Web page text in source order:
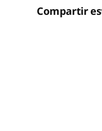
Compartir